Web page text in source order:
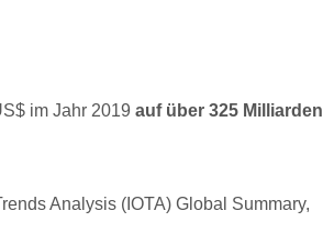
im Jahr 2019 auf über 325 Milliarden
Analysis (IOTA) Global Summary,